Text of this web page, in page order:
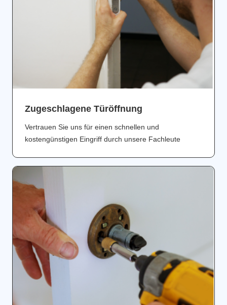
Zugeschlagene Türöffnung
Vertrauen Sie uns für einen schnellen und
kostengünstigen Eingriff durch unsere Fachleute